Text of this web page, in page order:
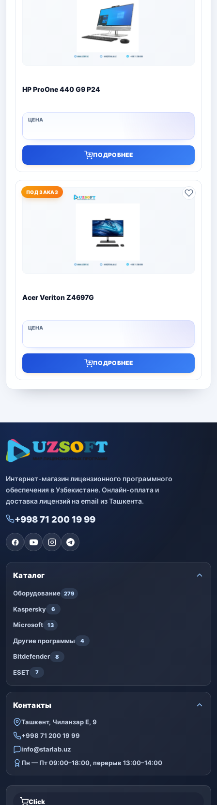
HP ProOne 440 G9 P24
ПОДРОБНЕЕ
ПОД ЗАКАЗ
Acer Veriton Z4697G
ПОДРОБНЕЕ
Интернет-магазин лицензионного программного
обеспечения в Узбекистане. Онлайн-оплата и
доставка лицензий на email из Ташкента.
+998 71 200 19 99
Каталог
Оборудование 279
Kaspersky 6
Microsoft 13
Другие программы 4
Bitdefender 8
ESET 7
Контакты
Ташкент, Чиланзар Е, 9
+998 71 200 19 99
info@starlab.uz
Пн — Пт 09:00–18:00, перерыв 13:00–14:00
Click